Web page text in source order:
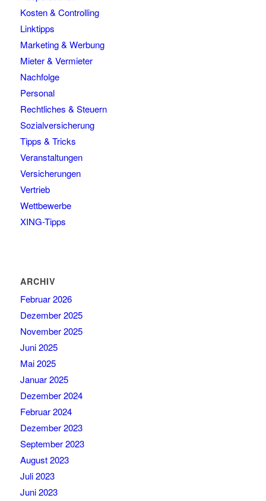
Kosten & Controlling
Linktipps
Marketing & Werbung
Mieter & Vermieter
Nachfolge
Personal
Rechtliches & Steuern
Sozialversicherung
Tipps & Tricks
Veranstaltungen
Versicherungen
Vertrieb
Wettbewerbe
XING-Tipps
ARCHIV
Februar 2026
Dezember 2025
November 2025
Juni 2025
Mai 2025
Januar 2025
Dezember 2024
Februar 2024
Dezember 2023
September 2023
August 2023
Juli 2023
Juni 2023